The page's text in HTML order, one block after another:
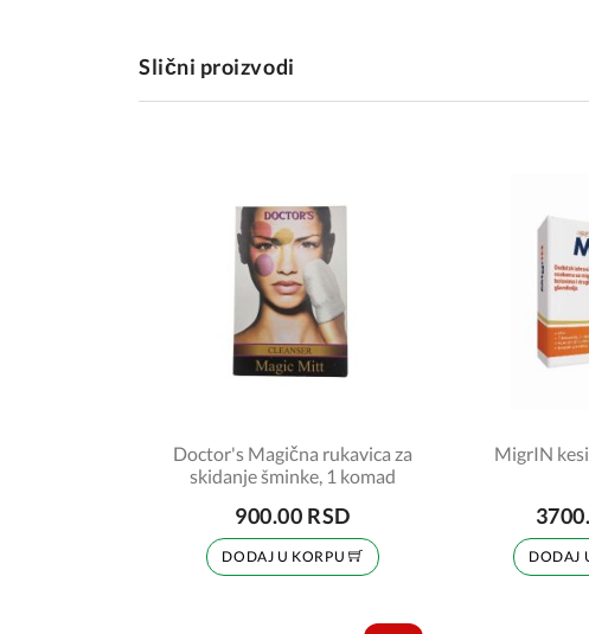
Slični proizvodi
Doctor's Magična rukavica za
skidanje šminke, 1 komad
900.00 RSD
DODAJ U KORPU
MigrIN
DODAJ